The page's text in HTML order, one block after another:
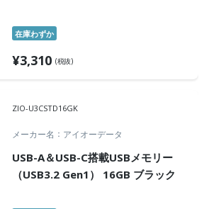
在庫わずか
¥3,310 (税抜)
ZIO-U3CSTD16GK
メーカー名 アイオーデータ
USB-A＆USB-C搭載USBメモリー
（USB3.2 Gen1） 16GB ブラック